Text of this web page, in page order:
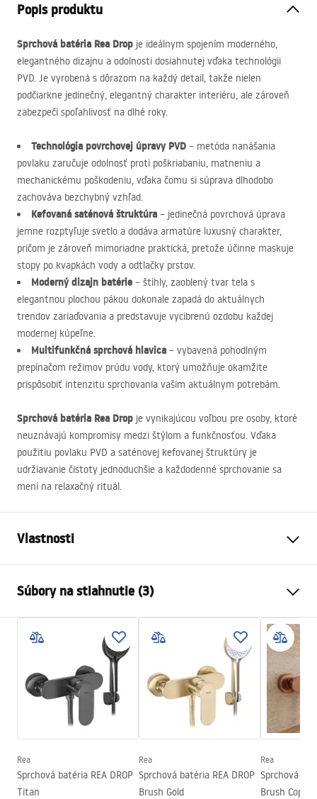
Popis produktu
Sprchová batéria Rea Drop je ideálnym spojením moderného,
elegantného dizajnu a odolnosti dosiahnutej vďaka technológii
PVD. Je vyrobená s dôrazom na každý detail, takže nielen
podčiarkne jedinečný, elegantný charakter interiéru, ale zároveň
zabezpečí spoľahlivosť na dlhé roky.
Technológia povrchovej úpravy PVD – metóda nanášania
povlaku zaručuje odolnosť proti poškriabaniu, matneniu a
mechanickému poškodeniu, vďaka čomu si súprava dlhodobo
zachováva bezchybný vzhľad.
Kefovaná saténová štruktúra – jedinečná povrchová úprava
jemne rozptyľuje svetlo a dodáva armatúre luxusný charakter,
pričom je zároveň mimoriadne praktická, pretože účinne maskuje
stopy po kvapkách vody a odtlačky prstov.
Moderný dizajn batérie – štíhly, zaoblený tvar tela s
elegantnou plochou pákou dokonale zapadá do aktuálnych
trendov zariaďovania a predstavuje vycibrenú ozdobu každej
modernej kúpeľne.
Multifunkčná sprchová hlavica – vybavená pohodlným
prepínačom režimov prúdu vody, ktorý umožňuje okamžite
prispôsobiť intenzitu sprchovania vašim aktuálnym potrebám.
Sprchová batéria Rea Drop je vynikajúcou voľbou pre osoby, ktoré
neuznávajú kompromisy medzi štýlom a funkčnosťou. Vďaka
použitiu povlaku PVD a saténovej kefovanej štruktúry je
udržiavanie čistoty jednoduchšie a každodenné sprchovanie sa
mení na relaxačný rituál.
Vlastnosti
Spôsob montáže
Farba
Titán
Materiál
Mosadz, ABS
mm
Technológia povrchovej úpravy
PVD
Priemer pripojenia
1/2 palca
Záruka 5 rokov
Súbory na stiahnutie (3)
Návod na montáž
Pielęgnacja
Pielęgnacja.pdf
Warranty_Terms_and_Conditions_Faucets_-_5.pdf
Rea
Sprchová batéria REA DROP
Titan
Rea
Sprchová batéria REA DROP
Brush Gold
Rea
Sprchová
Brush Copper